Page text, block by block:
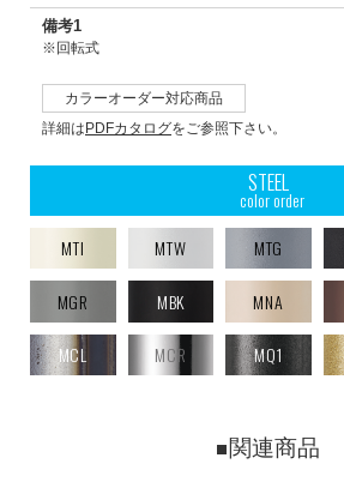
備考1
※回転式
カラーオーダー対応商品
詳細はPDFカタログをご参照下さい。
STEEL
color order
MTI
MTW MTG
MGR MBK MNA
MCL MCR MQ1
関連商品